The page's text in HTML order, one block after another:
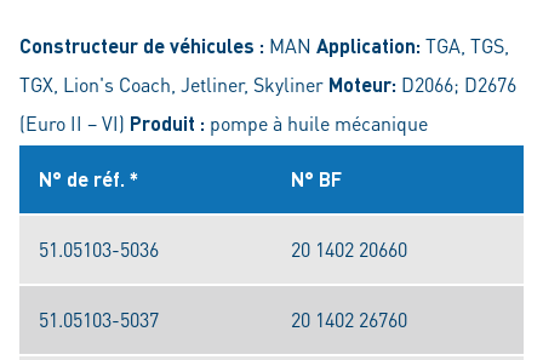
Constructeur de véhicules : MAN Application: TGA, TGS,
TGX, Lion's Coach, Jetliner, Skyliner Moteur: D2066; D2676
(Euro II – VI) Produit : pompe à huile mécanique
N° de réf. * N° BF
51.05103-5036 20 1402 20660
51.05103-5037 20 1402 26760